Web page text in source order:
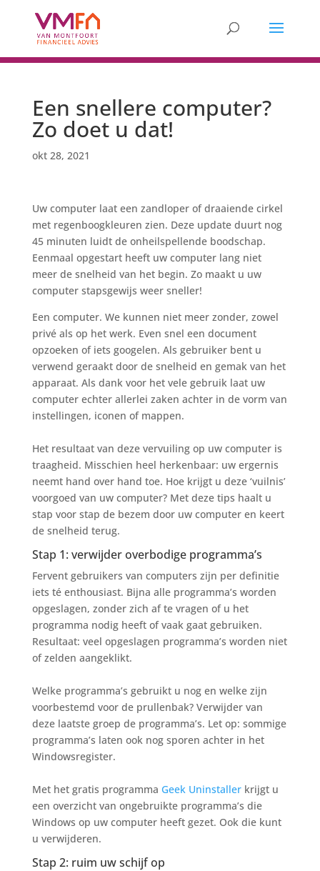
Een snellere computer?
Zo doet u dat!
okt 28, 2021
Uw computer laat een zandloper of draaiende cirkel
met regenboogkleuren zien. Deze update duurt nog
45 minuten luidt de onheilspellende boodschap.
Eenmaal opgestart heeft uw computer lang niet
meer de snelheid van het begin. Zo maakt u uw
computer stapsgewijs weer sneller!
Een computer. We kunnen niet meer zonder, zowel
privé als op het werk. Even snel een document
opzoeken of iets googelen. Als gebruiker bent u
verwend geraakt door de snelheid en gemak van het
apparaat. Als dank voor het vele gebruik laat uw
computer echter allerlei zaken achter in de vorm van
instellingen, iconen of mappen.
Het resultaat van deze vervuiling op uw computer is
traagheid. Misschien heel herkenbaar: uw ergernis
neemt hand over hand toe. Hoe krijgt u deze ‘vuilnis’
voorgoed van uw computer? Met deze tips haalt u
stap voor stap de bezem door uw computer en keert
de snelheid terug.
Stap 1: verwijder overbodige programma’s
Fervent gebruikers van computers zijn per definitie
iets té enthousiast. Bijna alle programma’s worden
opgeslagen, zonder zich af te vragen of u het
programma nodig heeft of vaak gaat gebruiken.
Resultaat: veel opgeslagen programma’s worden niet
of zelden aangeklikt.
Welke programma’s gebruikt u nog en welke zijn
voorbestemd voor de prullenbak? Verwijder van
deze laatste groep de programma’s. Let op: sommige
programma’s laten ook nog sporen achter in het
Windowsregister.
Met het gratis programma Geek Uninstallerkrijgt u
een overzicht van ongebruikte programma’s die
Windows op uw computer heeft gezet. Ook die kunt
u verwijderen.
Stap 2: ruim uw schijf op